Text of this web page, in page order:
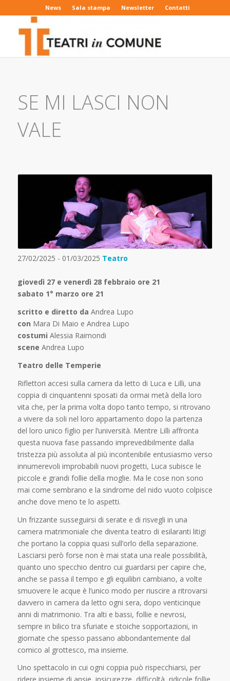
News Sala stampa Newsletter Contatti
SE MI LASCI NON
VALE
27/02/2025 - 01/03/2025 Teatro
giovedì 27 e venerdì 28 febbraio ore 21
sabato 1° marzo ore 21
scritto e diretto da Andrea Lupo
con Mara Di Maio e Andrea Lupo
costumi Alessia Raimondi
scene Andrea Lupo
Teatro delle Temperie
Riflettori accesi sulla camera da letto di Luca e Lilli, una
coppia di cinquantenni sposati da ormai metà della loro
vita che, per la prima volta dopo tanto tempo, si ritrovano
a vivere da soli nel loro appartamento dopo la partenza
del loro unico figlio per l’università. Mentre Lilli affronta
questa nuova fase passando imprevedibilmente dalla
tristezza più assoluta al più incontenibile entusiasmo verso
innumerevoli improbabili nuovi progetti, Luca subisce le
piccole e grandi follie della moglie. Ma le cose non sono
mai come sembrano e la sindrome del nido vuoto colpisce
anche dove meno te lo aspetti.
Un frizzante susseguirsi di serate e di risvegli in una
camera matrimoniale che diventa teatro di esilaranti litigi
che portano la coppia quasi sull’orlo della separazione.
Lasciarsi però forse non è mai stata una reale possibilità,
quanto uno specchio dentro cui guardarsi per capire che,
anche se passa il tempo e gli equilibri cambiano, a volte
smuovere le acque è l’unico modo per riuscire a ritrovarsi
davvero in camera da letto ogni sera, dopo venticinque
anni di matrimonio. Tra alti e bassi, follie e nevrosi,
sempre in bilico tra sfuriate e stoiche sopportazioni, in
giornate che spesso passano abbondantemente dal
comico al grottesco, ma insieme.
Uno spettacolo in cui ogni coppia può rispecchiarsi, per